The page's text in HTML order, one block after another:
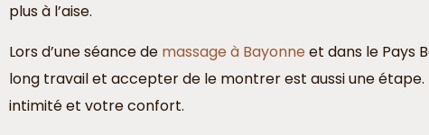
plus à l’aise.
Lors d’une séance de massage à Bayonne et dans le Pays
long travail et accepter de le montrer est aussi une
intimité et votre confort.